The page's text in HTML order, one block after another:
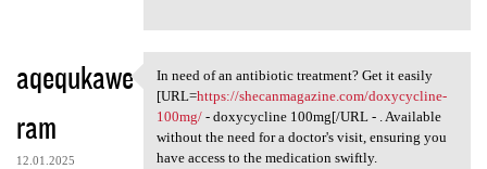
aqequkawe
ram
12.01.2025
In need of an antibiotic
In need of an antibiotic treatment? Get it easily
[URL=https://shecanmagazine.com/doxycycline-
100mg/- doxycycline 100mg[/URL - . Available
without the need for a doctor's visit, ensuring you
have access to the medication swiftly.